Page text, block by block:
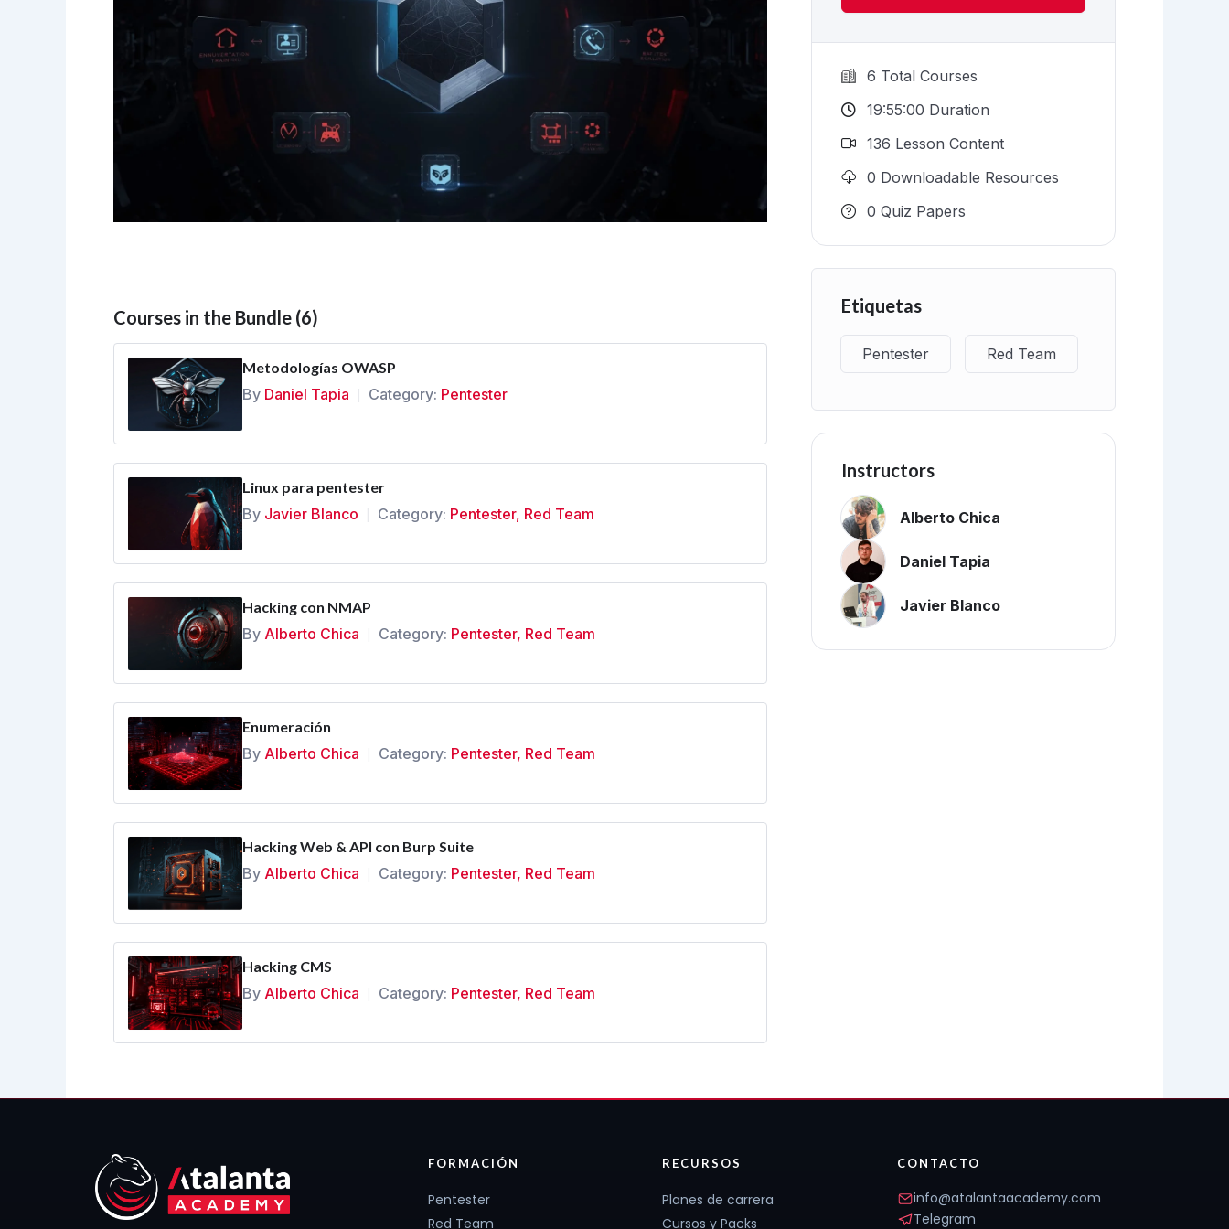
Courses in the Bundle (6)
Metodologías OWASP
By Daniel Tapia Category: Pentester
Linux para pentester
By Javier Blanco Category: Pentester, Red Team
Hacking con NMAP
By Alberto Chica Category: Pentester, Red Team
Enumeración
By Alberto Chica Category: Pentester, Red Team
Hacking Web & API con Burp Suite
By Alberto Chica Category: Pentester, Red Team
Hacking CMS
By Alberto Chica Category: Pentester, Red Team
6 Total Courses
19:55:00 Duration
136 Lesson Content
0 Downloadable Resources
0 Quiz Papers
Etiquetas
Pentester Red Team
Instructors
Alberto Chica
Daniel Tapia
Javier Blanco
FORMACIÓN
Pentester
Red Team
RECURSOS
Planes de carrera
Cursos y Packs
CONTACTO
info@atalantaacademy.com
Telegram